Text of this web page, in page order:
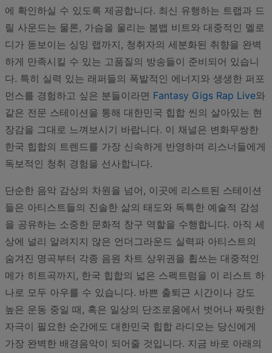
에 확인하실 수 있도록 제공합니다. 최신 유행하는 트랩과 드
릴 사운드는 물론, 가슴을 울리는 붐뱁 비트와 대중적인 멜로
디가 돋보이는 싱잉 랩까지, 청취자의 세분화된 취향을 완벽
하게 만족시킬 수 있는 고품질의 방송들이 준비되어 있습니
다. 특히 실력 있는 래퍼들의 폭발적인 에너지와 생생한 퍼포
먼스를 경험하고 싶은 분들이라면 Fantasy Gigs Rap Live와
같은 전문 스테이션을 통해 대한민국 힙합 씬의 살아있는 현
장감을 그대로 느껴보시기 바랍니다. 이 채널은 변화무쌍한
한국 힙합의 트렌드를 가장 신속하게 반영하며 리스너들에게
독보적인 청취 경험을 선사합니다.
단순한 음악 감상의 차원을 넘어, 이곳에 리스트된 스테이션
들은 아티스트들의 진솔한 삶의 태도와 독특한 예술적 감성
을 공유하는 소중한 문화적 창구 역할을 수행합니다. 아직 세
상에 널리 알려지지 않은 언더그라운드 실력파 아티스트의
숨겨진 명곡부터 각종 음원 차트 상위권을 휩쓰는 대중적인
메가 히트곡까지, 한국 힙합의 넓은 스펙트럼을 이 리스트 하
나로 모두 아우를 수 있습니다. 바쁜 출퇴근 시간이나 강도
높은 운동 중일 때, 혹은 일상의 단조로움에서 벗어나 짜릿한
자극이 필요한 순간에도 대한민국 힙합 라디오는 당신에게
가장 완벽한 배경음악이 되어줄 것입니다. 지금 바로 아래의